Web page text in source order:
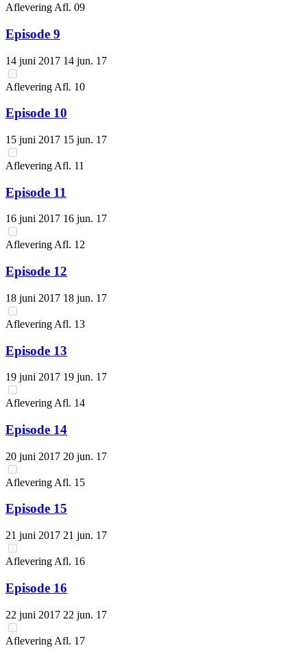
Aflevering Afl. 09
Episode 9
14 juni 2017 14 jun. 17
Aflevering Afl. 10
Episode 10
15 juni 2017 15 jun. 17
Aflevering Afl. 11
Episode 11
16 juni 2017 16 jun. 17
AfleveringAfl. 12
Episode 12
18 juni 2017 18 jun. 17
Aflevering Afl. 13
Episode 13
19 juni 2017 19 jun. 17
Aflevering Afl. 14
Episode 14
20 juni 2017 20 jun. 17
Aflevering Afl. 15
Episode 15
21 juni 2017 21 jun. 17
Aflevering Afl. 16
Episode 16
22 juni 2017 22 jun. 17
Aflevering Afl. 17